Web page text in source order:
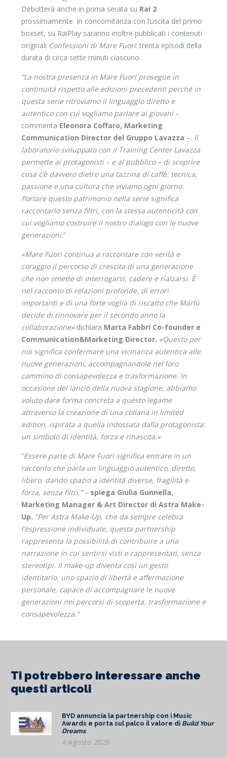
Debutterà anche in prima serata su Rai 2
prossimamente. In concomitanza con l’uscita del primo
boxset, su RaiPlay saranno inoltre pubblicati i contenuti
originali Confessioni di Mare Fuori: trenta episodi della
durata di circa sette minuti ciascuno.
“La nostra presenza in Mare Fuori prosegue in
continuità rispetto alle edizioni precedenti perché in
questa serie ritroviamo il linguaggio diretto e
autentico con cui vogliamo parlare ai giovani –
commenta Eleonora Coffaro, Marketing
Communication Director del Gruppo Lavazza –. Il
laboratorio sviluppato con il Training Center Lavazza
permette ai protagonisti – e al pubblico – di scoprire
cosa c’è davvero dietro una tazzina di caffè: tecnica,
passione e una cultura che viviamo ogni giorno.
Portare questo patrimonio nella serie significa
raccontarlo senza filtri, con la stessa autenticità con
cui vogliamo costruire il nostro dialogo con le nuove
generazioni.”
«Mare Fuori continua a raccontare con verità e
coraggio il percorso di crescita di una generazione
che non smette di interrogarsi, cadere e rialzarsi. È
nel racconto di relazioni profonde, di errori
importanti e di una forte voglia di riscatto che Marlù
decide di rinnovare per il secondo anno la
collaborazione» dichiara Marta Fabbri Co-founder e
Communication&Marketing Director. «Questo per
noi significa confermare una vicinanza autentica alle
nuove generazioni, accompagnandole nel loro
cammino di consapevolezza e trasformazione. In
occasione del lancio della nuova stagione, abbiamo
voluto dare forma concreta a questo legame
attraverso la creazione di una collana in limited
edition, ispirata a quella indossata dalla protagonista:
un simbolo di identità, forza e rinascita.»
“Essere parte di Mare Fuori significa entrare in un
racconto che parla un linguaggio autentico, diretto,
libero, dando spazio a identità diverse, fragilità e
forza, senza filtri.” – spiega Giulia Gunnella,
Marketing Manager & Art Director di Astra Make-
Up. “Per Astra Make-Up, che da sempre celebra
l’espressione individuale, questa partnership
rappresenta la possibilità di contribuire a una
narrazione in cui sentirsi visti e rappresentati, senza
stereotipi. Il make-up diventa così un gesto
identitario, uno spazio di libertà e affermazione
personale, capace di accompagnare le nuove
generazioni nei percorsi di scoperta, trasformazione e
consapevolezza.”
Ti potrebbero interessare anche
questi articoli
BYD annuncia la partnership con i Music
Awards e porta sul palco il valore di Build Your
Dreams
4 Agosto 2026